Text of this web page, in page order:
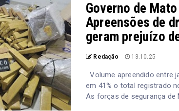
Governo de
Apreensões de
geram prejuízo
Redação 13.10.25
Volume apreendido entre
em 41% o total registrado
As forças de segurança de